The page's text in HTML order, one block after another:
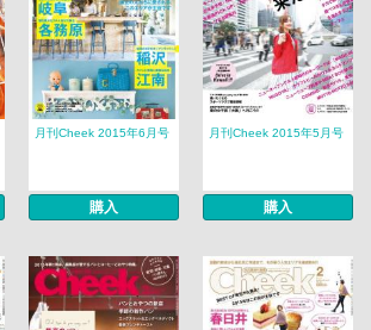
月刊Cheek 2015年6月号
購入
月刊Cheek 2015年5月号
購入